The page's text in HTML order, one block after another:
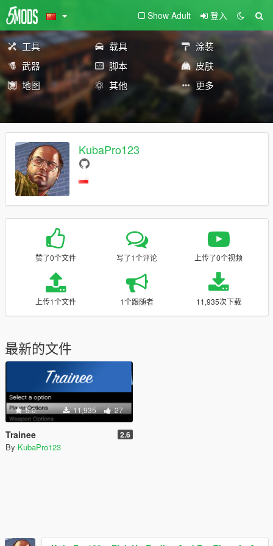
Show Adult 登入
工具 载具
涂装
武器
脚本
皮肤
地图
其他 更多
KubaPro123
赞了0个文件 写了1个评论 上传了0个视频
上传1个文件 1个跟随者 11,935次下载
最新的文件
5.0 11,935 27
Trainee 2.6
By KubaPro123